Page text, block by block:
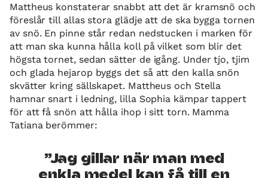
Mattheus konstaterar snabbt att det är kramsnö och
föreslår till allas stora glädje att de ska bygga tornen
av snö. En pinne står redan nedstucken i marken för
att man ska kunna hålla koll på vilket som blir det
högsta tornet, sedan sätter de igång. Under tjo, tjim
och glada hejarop byggs det så att den kalla snön
skvätter kring sällskapet. Mattheus och Stella
hamnar snart i ledning, lilla Sophia kämpar tappert
för att få snön att hålla ihop i sitt torn. Mamma
Tatiana berömmer:
Jag gillar när man med
enkla medel kan få till en